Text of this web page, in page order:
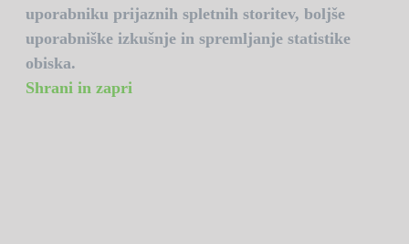
uporabniku prijaznih spletnih storitev, boljše
uporabniške izkušnje in spremljanje statistike
obiska.
Shrani in zapri